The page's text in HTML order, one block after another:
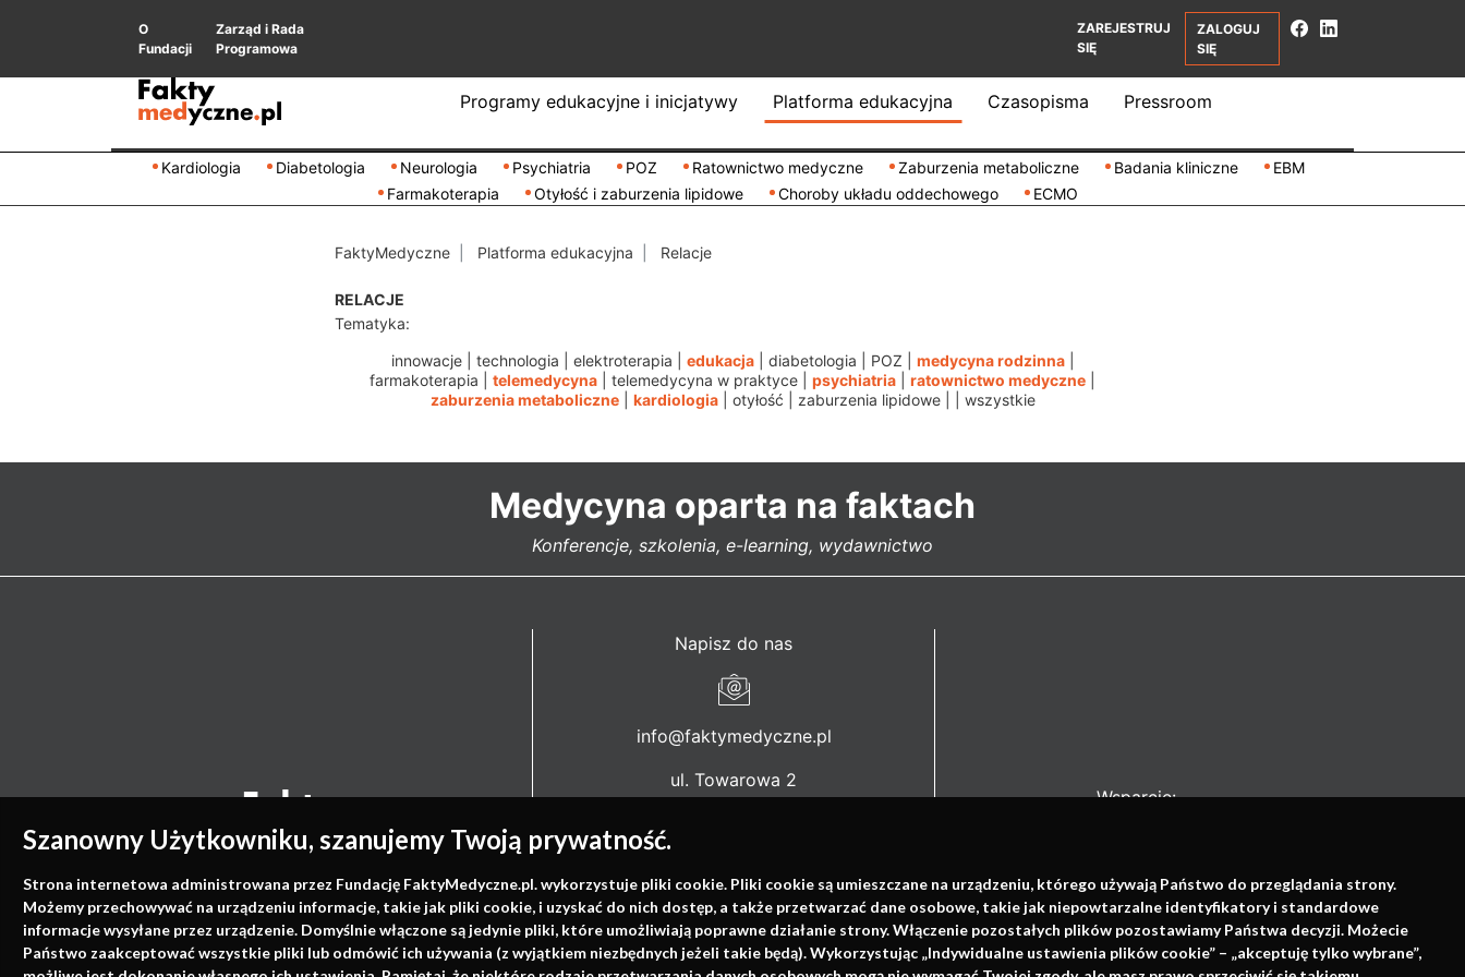
Szanowny Użytkowniku, szanujemy Twoją prywatność.
Strona internetowa administrowana przez Fundację FaktyMedyczne.pl. wykorzystuje pliki cookie. Pliki cookie są umieszczane na urządzeniu, którego używają Państwo do przeglądania strony.
Możemy przechowywać na urządzeniu informacje, takie jak pliki cookie, i uzyskać do nich dostęp, a także przetwarzać dane osobowe, takie jak niepowtarzalne identyfikatory i standardowe
informacje wysyłane przez urządzenie. Domyślnie włączone są jedynie pliki, które umożliwiają poprawne działanie strony. Włączenie pozostałych plików pozostawiamy Państwa decyzji. Możecie
Państwo zaakceptować wszystkie pliki lub odmówić ich używania (z wyjątkiem niezbędnych jeżeli takie będą). Wykorzystując „Indywidualne ustawienia plików cookie” – „akceptuję tylko wybrane”,
O
Fundacji
Zarząd i Rada
Programowa
ZAREJESTRUJ
SIĘ
ZALOGUJ
SIĘ
Programy edukacyjne i inicjatywy Platforma edukacyjna Czasopisma Pressroom
Kardiologia Diabetologia Neurologia Psychiatria POZ Ratownictwo medyczne Zaburzenia metaboliczne Badania kliniczne
EBM
Farmakoterapia
Otyłość i zaburzenia lipidowe Choroby układu oddechowego ECMO
FaktyMedyczne Platforma edukacyjna Relacje
RELACJE
Tematyka:
innowacje| technologia elektroterapia edukacja| diabetologia POZ medycyna rodzinna|
farmakoterapia
telemedycyna telemedycyna w praktyce psychiatria ratownictwo medyczne
zaburzenia metaboliczne| kardiologia| otyłość zaburzenia lipidowe| wszystkie
Medycyna oparta na faktach
Konferencje, szkolenia, e-learning, wydawnictwo
Napisz do nas
info@faktymedyczne.pl
ul. Towarowa 2
ul. Wolności 338b
41-800 Zabrze
Biuro Zarządu Fundacji:
Wsparcie: